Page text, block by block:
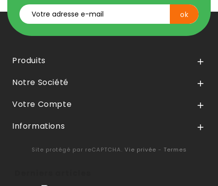
Produits 
Notre Société 
Votre Compte 
Informations 
Site protégé par reCAPTCHA. Vie privée - Termes